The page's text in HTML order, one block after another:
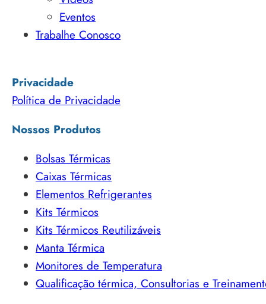
Eventos
Trabalhe Conosco
Privacidade
Política de Privacidade
Nossos Produtos
Bolsas Térmicas
Caixas Térmicas
Elementos Refrigerantes
Kits Térmicos
Kits Térmicos Reutilizáveis
Manta Térmica
Monitores de Temperatura
Qualificação térmica, Consultorias e